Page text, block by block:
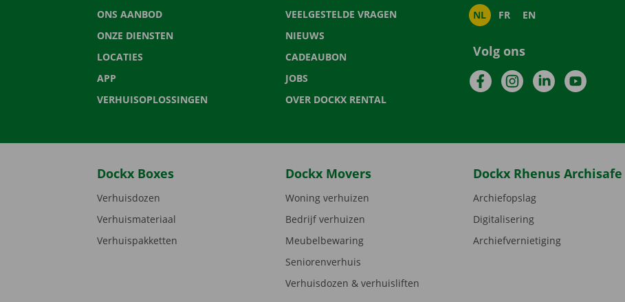
ONS AANBOD
ONZE DIENSTEN
LOCATIES
APP
VERHUISOPLOSSINGEN
VEELGESTELDE VRAGEN
NIEUWS
CADEAUBON
JOBS
OVER DOCKX RENTAL
NL FR EN
Volg ons
FacebookInstagramLinkedInYouTube
Dockx Boxes
Verhuisdozen
Verhuismateriaal
Verhuispakketten
Dockx Movers
Woning verhuizen
Bedrijf verhuizen
Meubelbewaring
Seniorenverhuis
Verhuisdozen & verhuisliften
Dockx Rhenus Archisafe
Archiefopslag
Digitalisering
Archiefvernietiging